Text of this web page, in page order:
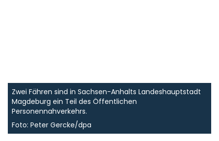
Zwei Fähren sind in Sachsen-Anhalts Landeshauptstadt
Magdeburg ein Teil des Öffentlichen
Personennahverkehrs.
Foto: Peter Gercke/dpa